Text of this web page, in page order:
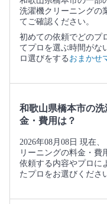
洗濯機クリーニングの
てご確認ください。
初めての依頼でどのプ
てプロを選ぶ時間がな
ロ選びをする おまかせ
和歌山県橋本市の
金・費用は？
2026年08月08日 現在
リーニングの料金・費
依頼する内容やプロに
たプロをお選びくださ